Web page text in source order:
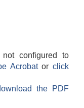
configured to
Acrobatorclick
the PDF